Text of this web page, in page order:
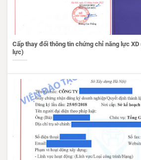
Cấp thay đổi thông tin chứng chỉ năng lực
lực)